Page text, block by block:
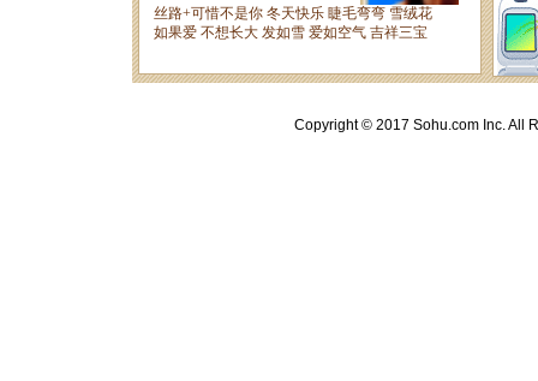
Copyright © 2017 Sohu.com Inc. All